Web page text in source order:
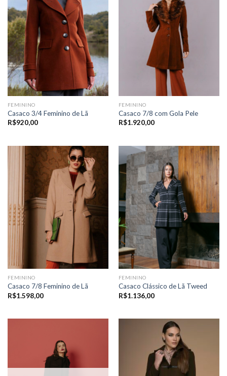
FEMININO
Casaco 3/4 Feminino de Lã
R$920,00
FEMININO
Casaco 7/8 com Gola Pele
R$1.920,00
FEMININO
Casaco 7/8 Feminino de Lã
R$1.598,00
FEMININO
Casaco Clássico de Lã Tweed
R$1.136,00